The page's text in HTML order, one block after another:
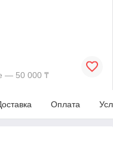
— 50 000 ₸
Оплата